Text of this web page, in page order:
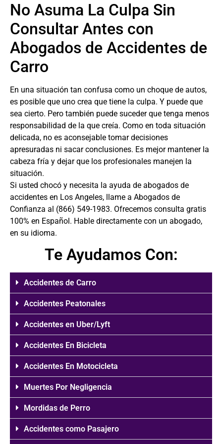
No Asuma La Culpa Sin
Consultar Antes con
Abogados de Accidentes de
Carro
En una situación tan confusa como un choque de autos,
es posible que uno crea que tiene la culpa. Y puede que
sea cierto. Pero también puede suceder que tenga menos
responsabilidad de la que creía. Como en toda situación
delicada, no es aconsejable tomar decisiones
apresuradas ni sacar conclusiones. Es mejor mantener la
cabeza fría y dejar que los profesionales manejen la
situación.
Si usted chocó y necesita la ayuda de abogados de
accidentes en Los Angeles, llame a Abogados de
Confianza al (866) 549-1983. Ofrecemos consulta gratis
100% en Español. Hable directamente con un abogado,
en su idioma.
Te Ayudamos Con:
Accidentes de Carro
Accidentes Peatonales
Accidentes en Uber/Lyft
Accidentes En Bicicleta
Accidentes En Motocicleta
Muertes Por Negligencia
Mordidas de Perro
Accidentes como Pasajero